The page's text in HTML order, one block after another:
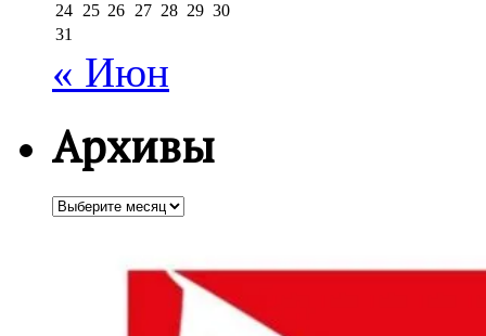
24 25 26 27 28 29 30
31
« Июн
Архивы
Архивы